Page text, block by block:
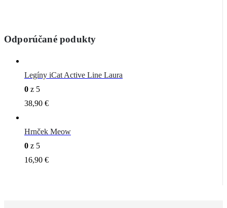
Odporúčané podukty
Legíny iCat Active Line Laura
0 z 5
38,90 €
Hrnček Meow
0 z 5
16,90 €